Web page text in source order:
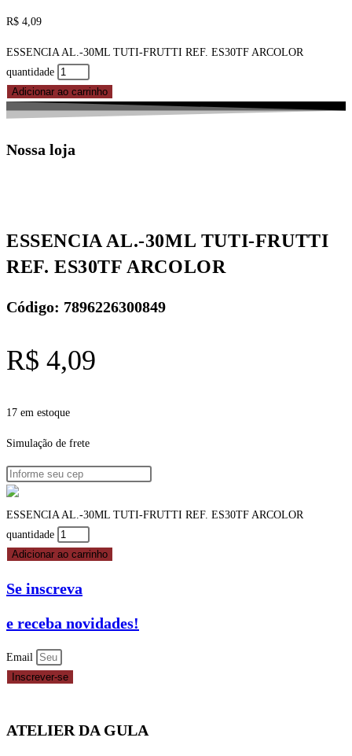
R$ 4,09
ESSENCIA AL.-30ML TUTI-FRUTTI REF. ES30TF ARCOLOR
quantidade
Adicionar ao carrinho
Nossa loja
ESSENCIA AL.-30ML TUTI-FRUTTI
REF. ES30TF ARCOLOR
Código: 7896226300849
R$ 4,09
17 em estoque
Simulação de frete
ESSENCIA AL.-30ML TUTI-FRUTTI REF. ES30TF ARCOLOR
quantidade
Adicionar ao carrinho
Se inscreva
e receba novidades!
Email
Inscrever-se
ATELIER DA GULA